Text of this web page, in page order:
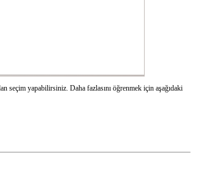
seçim yapabilirsiniz. Daha fazlasını öğrenmek için aşağıdaki